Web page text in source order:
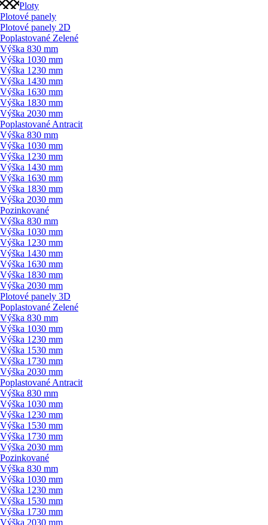
Ploty
Plotové panely
Plotové panely 2D
Poplastované Zelené
Výška 830 mm
Výška 1030 mm
Výška 1230 mm
Výška 1430 mm
Výška 1630 mm
Výška 1830 mm
Výška 2030 mm
Poplastované Antracit
Výška 830 mm
Výška 1030 mm
Výška 1230 mm
Výška 1430 mm
Výška 1630 mm
Výška 1830 mm
Výška 2030 mm
Pozinkované
Výška 830 mm
Výška 1030 mm
Výška 1230 mm
Výška 1430 mm
Výška 1630 mm
Výška 1830 mm
Výška 2030 mm
Plotové panely 3D
Poplastované Zelené
Výška 830 mm
Výška 1030 mm
Výška 1230 mm
Výška 1530 mm
Výška 1730 mm
Výška 2030 mm
Poplastované Antracit
Výška 830 mm
Výška 1030 mm
Výška 1230 mm
Výška 1530 mm
Výška 1730 mm
Výška 2030 mm
Pozinkované
Výška 830 mm
Výška 1030 mm
Výška 1230 mm
Výška 1530 mm
Výška 1730 mm
Výška 2030 mm